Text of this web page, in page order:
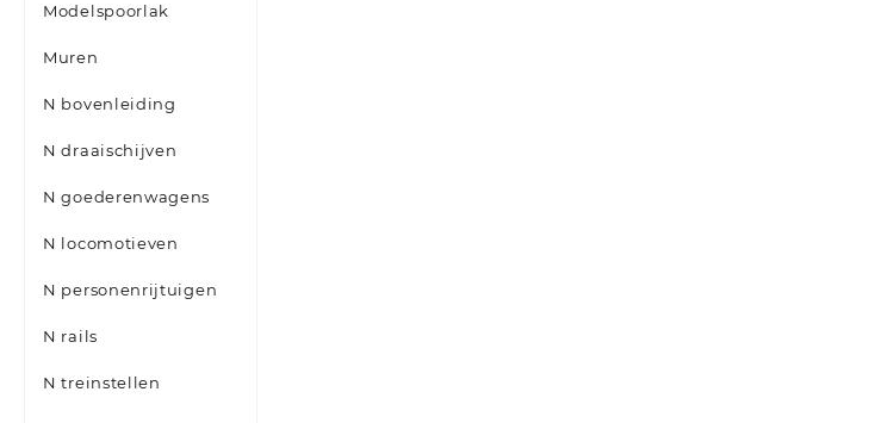
Modelspoorlak
Muren
N bovenleiding
N draaischijven
N goederenwagens
N locomotieven
N personenrijtuigen
N rails
N treinstellen